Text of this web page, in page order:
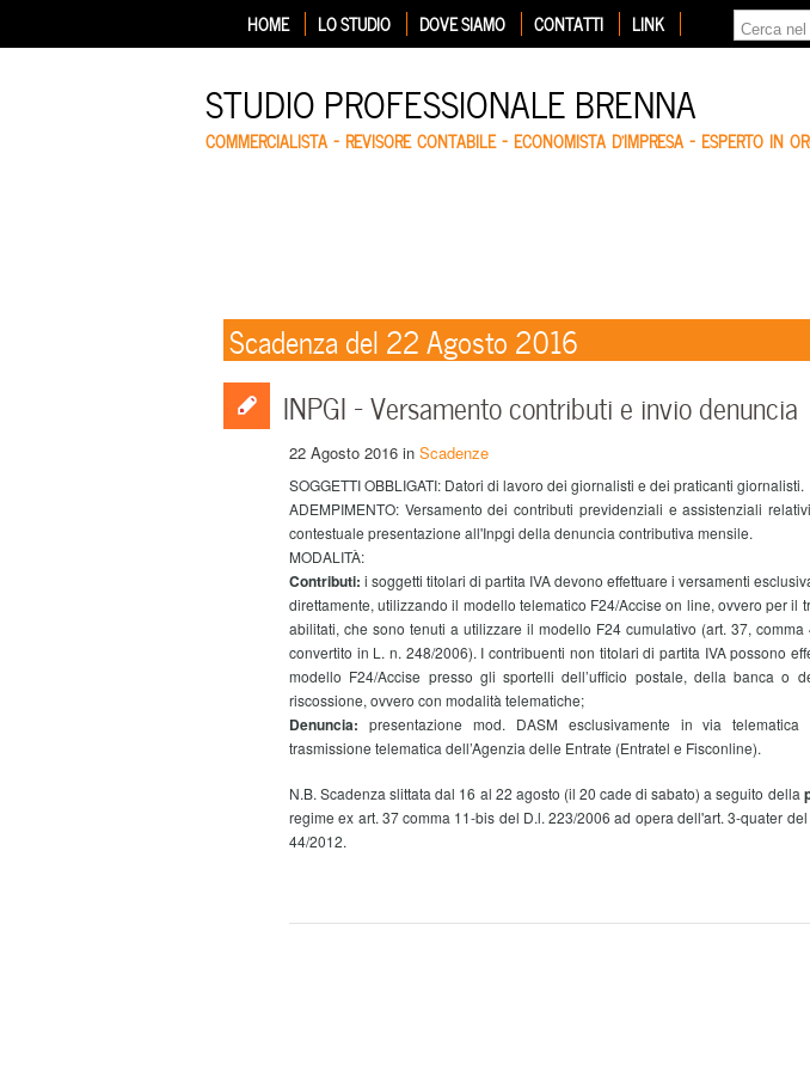
HOME LO STUDIO DOVE SIAMO CONTATTI LINK
STUDIO PROFESSIONALE BRENNA
COMMERCIALISTA – REVISORE CONTABILE – ECONOMISTA D'IMPRESA – ESPERTO IN
Scadenza del 22 Agosto 2016
INPGI – Versamento contributi e invio denuncia
22 Agosto 2016 in Scadenze
SOGGETTI OBBLIGATI: Datori di lavoro dei giornalisti e dei praticanti giornalisti.
ADEMPIMENTO: Versamento dei contributi previdenziali e assistenziali
contestuale presentazione all'Inpgi della denuncia contributiva mensile.
MODALITÀ:
Contributi: i soggetti titolari di partita IVA devono effettuare i versamenti
direttamente, utilizzando il modello telematico F24/Accise on line, ovvero per il
abilitati, che sono tenuti a utilizzare il modello F24 cumulativo (art. 37,
convertito in L. n. 248/2006). I contribuenti non titolari di partita IVA possono
modello F24/Accise presso gli sportelli dell’ufficio postale, della banca o
riscossione, ovvero con modalità telematiche;
Denuncia: presentazione mod. DASM esclusivamente in via
trasmissione telematica dell’Agenzia delle Entrate (Entratel e Fisconline).
N.B. Scadenza slittata dal 16 al 22 agosto (il 20 cade di sabato) a seguito della
regime ex art. 37 comma 11-bis del D.l. 223/2006 ad opera dell'art. 3-quater
44/2012.